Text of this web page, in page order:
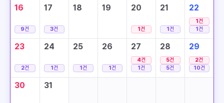
16
9건
17
3건
18 19 20
1건
21
1건
22
1건
1건
23
2건
24
1건
25
1건
26
1건
27
4건
1건
28
5건
5건
29
2건
10건
30 31